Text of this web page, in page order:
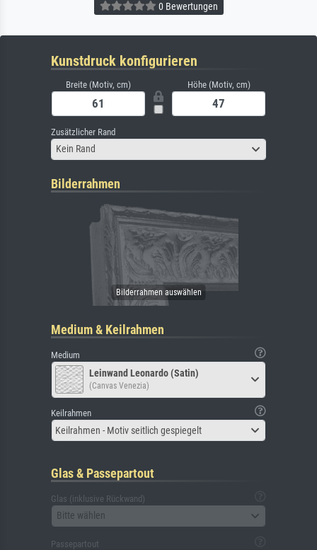
0 Bewertungen
Kunstdruck konfigurieren
Breite (Motiv, cm) Höhe (Motiv, cm)
Zusätzlicher Rand
Kein Rand
Bilderrahmen
Medium & Keilrahmen
Medium
Leinwand Leonardo (Satin)
(Canvas Venezia)
Keilrahmen
Keilrahmen - Motiv seitlich gespiegelt
Glas & Passepartout
Glas (inklusive Rückwand)
Bitte wählen
Passepartout